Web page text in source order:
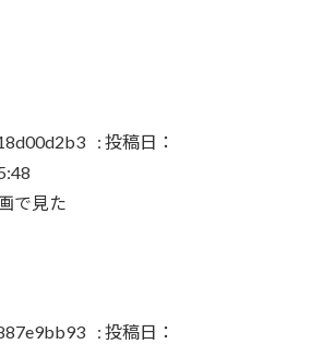
: 投稿日：
で見た
: 投稿日：